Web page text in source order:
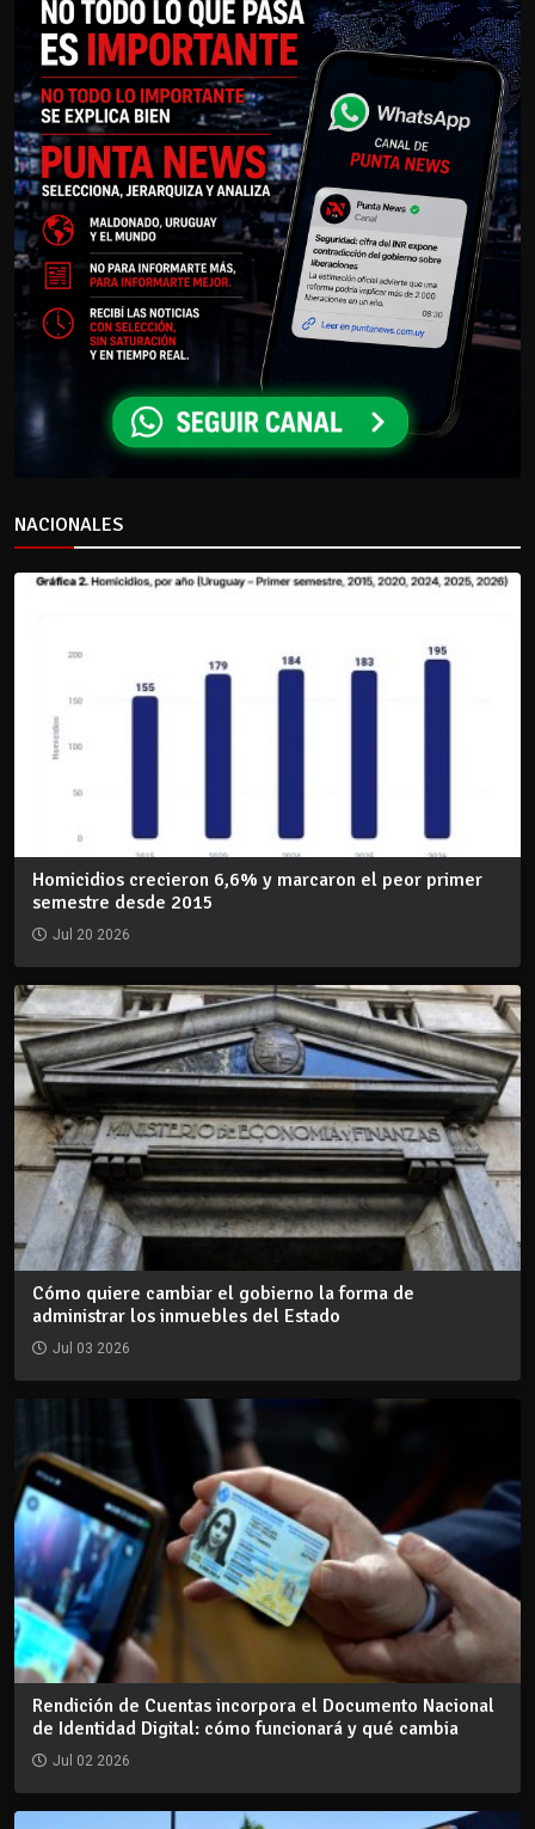
NACIONALES
Homicidios crecieron 6,6% y marcaron el peor primer
semestre desde 2015
Jul 20 2026
Cómo quiere cambiar el gobierno la forma de
administrar los inmuebles del Estado
Jul 03 2026
Rendición de Cuentas incorpora el Documento Nacional
de Identidad Digital: cómo funcionará y qué cambia
Jul 02 2026